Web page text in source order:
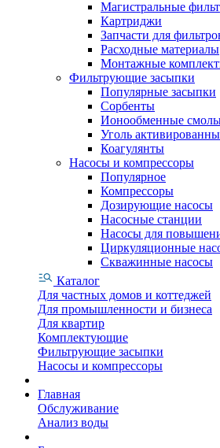
Магистральные
Картриджи
Запчасти для
Расходные материалы
Монтажные
Фильтрующие засыпки
Популярные засыпки
Сорбенты
Ионообменные
Уголь
Коагулянты
Насосы и компрессоры
Популярное
Компрессоры
Дозирующие насосы
Насосные станции
Насосы для
Циркуляционные
Скважинные насосы
Каталог
Для частных домов и коттеджей
Для промышленности и бизнеса
Для квартир
Комплектующие
Фильтрующие засыпки
Насосы и компрессоры
Главная
Обслуживание
Анализ воды